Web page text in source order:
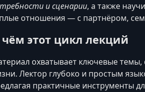
и сценарии, а также
отношения — с партнёром,
этот цикл лекций
охватывает ключевые
Лектор глубоко и простым
практичные инструменты